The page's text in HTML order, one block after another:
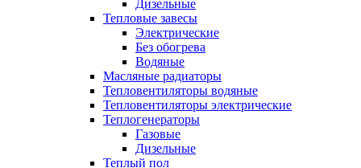
Дизельные
Тепловые завесы
Электрические
Без обогрева
Водяные
Масляные радиаторы
Тепловентиляторы водяные
Тепловентиляторы электрические
Теплогенераторы
Газовые
Дизельные
Теплый пол